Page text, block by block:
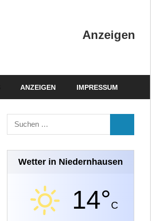
Anzeigen
ANZEIGEN IMPRESSUM
Suchen
nach:
Wetter in Niedernhausen
14°C